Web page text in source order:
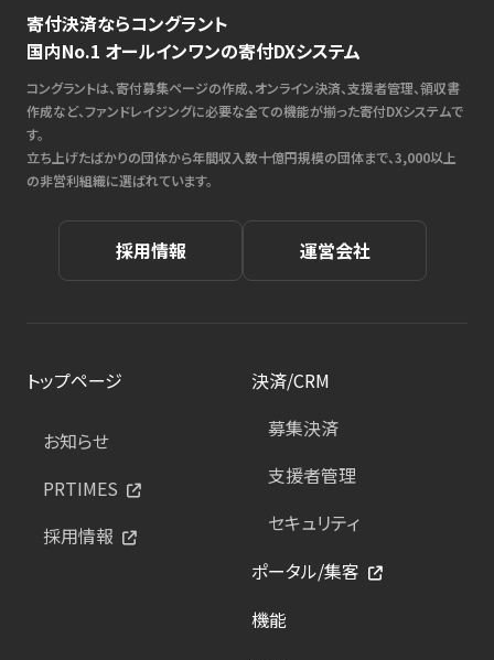
寄付決済ならコングラント
国内No.1 オールインワンの寄付DXシステム
コングラントは、寄付募集ページの作成、オンライン決済、支援者管理、領収書
作成など、ファンドレイジングに必要な全ての機能が揃った寄付DXシステムで
す。
立ち上げたばかりの団体から年間収入数十億円規模の団体まで、3,000以上
の非営利組織に選ばれています。
採用情報 運営会社
トップページ
お知らせ
PRTIMES
採用情報
決済/CRM
募集決済
支援者管理
セキュリティ
ポータル/集客
機能